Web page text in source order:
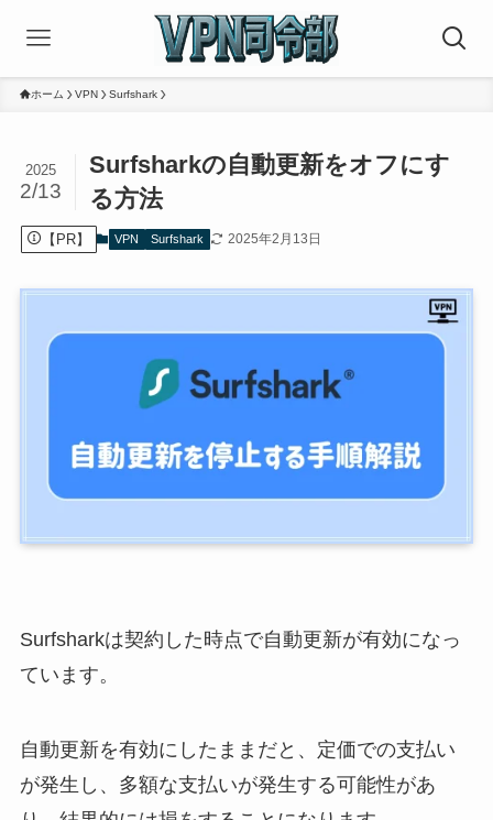
ホーム VPN Surfshark
Surfsharkの自動更新をオフにす
る方法
2025
2/13
【PR】 VPN Surfshark 2025年2月13日
Surfsharkは契約した時点で自動更新が有効になっ
ています。
自動更新を有効にしたままだと、定価での支払い
が発生 し、多額な支払いが発生する可能性があ